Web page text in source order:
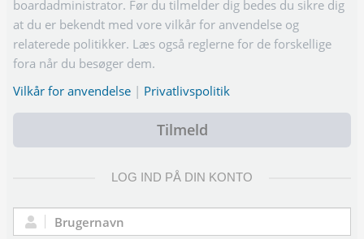
boardadministrator. Før du tilmelder dig bedes du sikre dig
at du er bekendt med vore vilkår for anvendelse og
relaterede politikker. Læs også reglerne for de forskellige
fora når du besøger dem.
Vilkår for anvendelse | Privatlivspolitik
Tilmeld
LOG IND PÅ DIN KONTO
Brugernavn: